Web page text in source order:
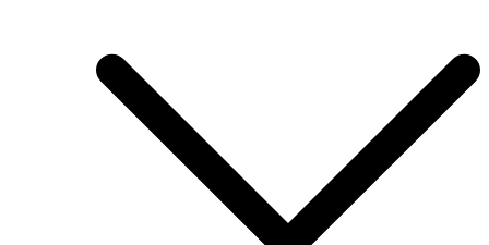
대문구일간지공고 #중구일간지공고 #마포구일간지공고 #은평
구일간지공고 #강북구일간지공고 #도봉구일간지공고 #노원구
일간지공고 #중랑구일간지공고 #강원도일간지공고 #철원군일
간지공고 #양구군일간지공고 #인제군일간지공고 #고성군일간
지공고 #속초시일간지공고 #양양군일간지공고 #홍천군일간지
공고 #화천군일간지공고 #춘천시일간지공고 #횡성군일간지공
고 #원주시일간지공고 #평창군일간지공고 #정선군일간지공고
#강릉시일간지공고 #동해시일간지공고 #삼척시일간지공고 #
태백시일간지공고 #영월군일간지공고 #충북일간지공고 #충청